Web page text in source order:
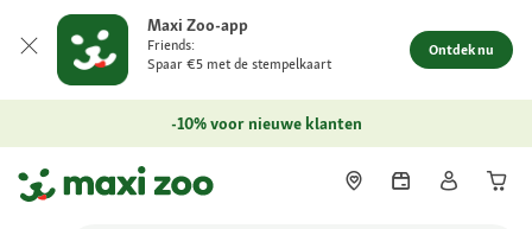
Maxi Zoo-app
Friends:
Spaar €5 met de stempelkaart
Ontdek nu
-10% voor nieuwe klanten